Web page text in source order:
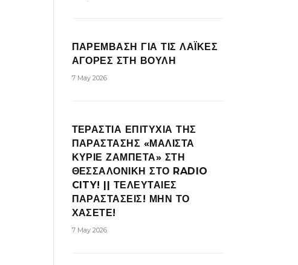
ΠΑΡΕΜΒΑΣΗ ΓΙΑ ΤΙΣ ΛΑΪΚΕΣ
ΑΓΟΡΕΣ ΣΤΗ ΒΟΥΛΗ
7 May 2026
ΤΕΡΑΣΤΙΑ ΕΠΙΤΥΧΙΑ ΤΗΣ
ΠΑΡΑΣΤΑΣΗΣ «ΜΑΛΙΣΤΑ
ΚΥΡΙΕ ΖΑΜΠΕΤΑ» ΣΤΗ
ΘΕΣΣΑΛΟΝΙΚΗ ΣΤΟ RADIO
CITY! || ΤΕΛΕΥΤΑΙΕΣ
ΠΑΡΑΣΤΑΣΕΙΣ! ΜΗΝ ΤΟ
ΧΑΣΕΤΕ!
7 May 2026